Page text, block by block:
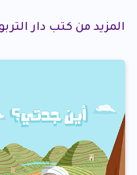
المزيد من كتب دار